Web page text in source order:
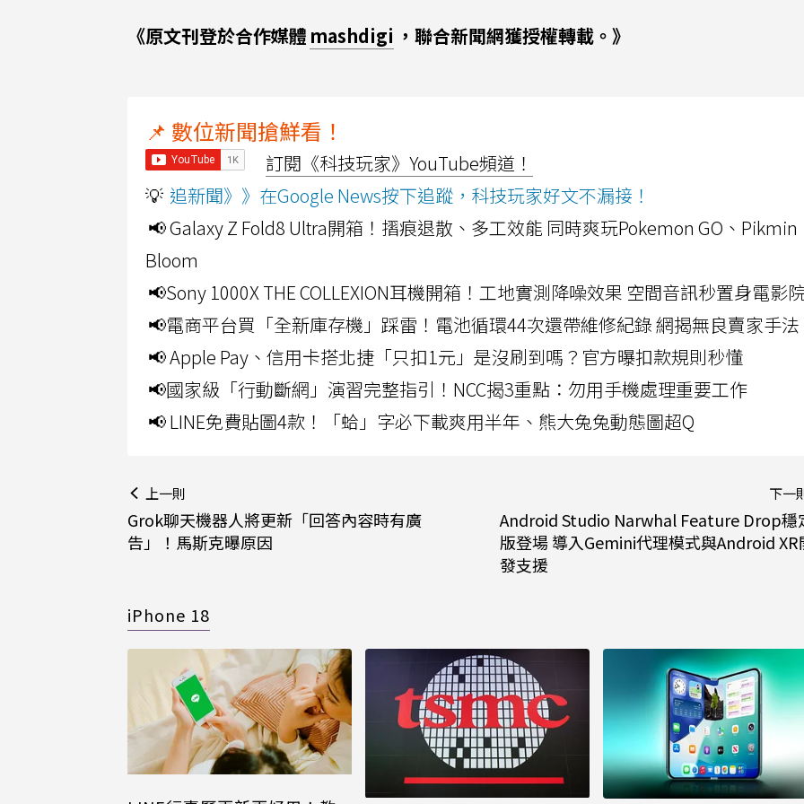
《原文刊登於合作媒體 mashdigi ，聯合新聞網獲授權轉載。》
📌 數位新聞搶鮮看！
訂閱《科技玩家》YouTube頻道！
💡 追新聞》》在Google News按下追蹤，科技玩家好文不漏接！
📢 Galaxy Z Fold8 Ultra開箱！摺痕退散、多工效能 同時爽玩Pokemon GO、Pikmin
Bloom
📢Sony 1000X THE COLLEXION耳機開箱！工地實測降噪效果 空間音訊秒置身電影
📢電商平台買「全新庫存機」踩雷！電池循環44次還帶維修紀錄 網揭無良賣家手法
📢 Apple Pay、信用卡搭北捷「只扣1元」是沒刷到嗎？官方曝扣款規則秒懂
📢國家級「行動斷網」演習完整指引！NCC揭3重點：勿用手機處理重要工作
📢 LINE免費貼圖4款！「蛤」字必下載爽用半年、熊大兔兔動態圖超Q
上一則
Grok聊天機器人將更新「回答內容時有廣
告」！馬斯克曝原因
下一
Android Studio Narwhal Feature Drop穩
版登場 導入Gemini代理模式與Android XR
發支援
iPhone 18